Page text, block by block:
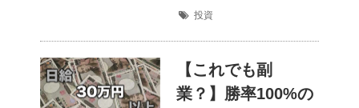
投資
【これでも副
業？】勝率100%の